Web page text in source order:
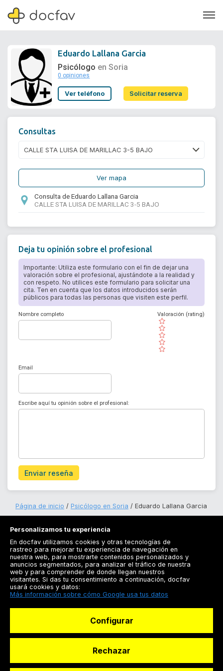
Soporte
Eduardo Lallana Garcia
Psicólogo en Soria
0 opiniones
Ver teléfono Solicitar reserva
Consultas
Ver mapa
Consulta de Eduardo Lallana Garcia
CALLE STA LUISA DE MARILLAC 3-5 BAJO
Deja tu opinión sobre el profesional
Importante: Utiliza este formulario con el fin de dejar una
valoración sobre el profesional, ajustándote a la realidad y
con respeto. No utilices este formulario para solicitar una
cita. Ten en cuenta que los datos introducidos serán
públicos para todas las personas que visiten este perfil.
Nombre completo
( )
( )
( )
( )
( )
Valoración (rating)
Email
Escribe aquí tu opinión sobre el profesional:
Enviar reseña
Página de inicio Psicólogo en Soria Eduardo Lallana Garcia
Registrarse
Docfav
Personalizamos tu experiencia
En docfav utilizamos cookies y otras tecnologías de
rastreo para mejorar tu experiencia de navegación en
nuestra web, para mostrarte contenidos personalizados y
anuncios segmentados, para analizar el tráfico de nuestra
web y para comprender de donde llegan nuestros
visitantes. Si das tu consentimiento a continuación, docfav
usará cookies y datos:
Más información sobre cómo Google usa tus datos
Configurar
Rechazar